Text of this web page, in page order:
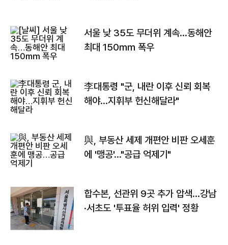
서울 낮 35도 무더위 계속…동해안
최대 150㎜ 폭우
李대통령 "군, 내란 이후 신뢰 회복
해야…지휘부 헌신해달라"
與, 부동산 세제 개편안 비판 오세훈
에 '맹공'…"공급 억제기"
합수본, 선관위 9곳 추가 압색…강남
·서초도 '투표율 허위 입력' 정황